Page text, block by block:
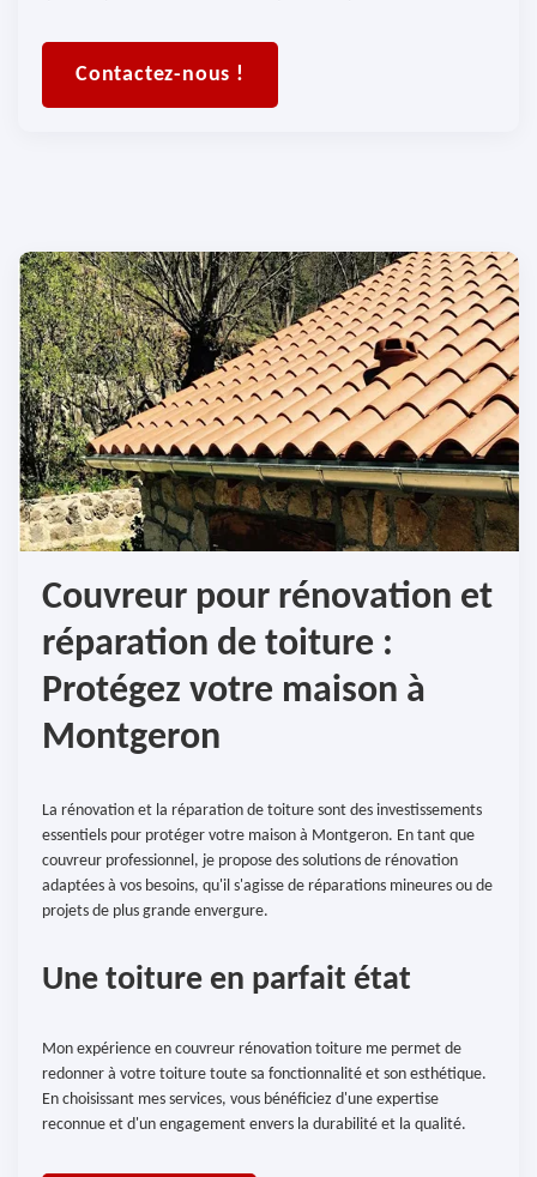
Contactez-nous !
Couvreur pour rénovation et
réparation de toiture :
Protégez votre maison à
Montgeron
La rénovation et la réparation de toiture sont des investissements
essentiels pour protéger votre maison à Montgeron. En tant que
couvreur professionnel, je propose des solutions de rénovation
adaptées à vos besoins, qu'il s'agisse de réparations mineures ou de
projets de plus grande envergure.
Une toiture en parfait état
Mon expérience en couvreur rénovation toiture me permet de
redonner à votre toiture toute sa fonctionnalité et son esthétique.
En choisissant mes services, vous bénéficiez d'une expertise
reconnue et d'un engagement envers la durabilité et la qualité.